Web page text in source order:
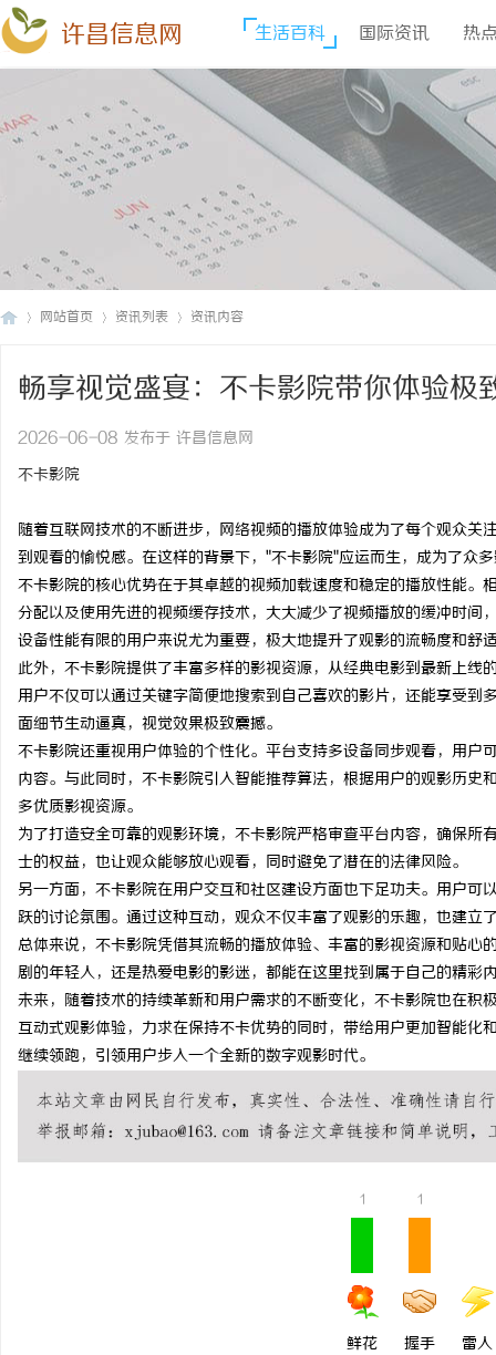
许昌信息网 生活百科 国际资讯 热
网站首页 资讯列表 资讯内容
畅享视觉盛宴：不卡影院带你体验极
2026-06-08 发布于 许昌信息网
不卡影院
随着互联网技术的不断进步，网络视频的播放体验成为了每个观众
到观看的愉悦感。在这样的背景下，"不卡影院"应运而生，成为了众
不卡影院的核心优势在于其卓越的视频加载速度和稳定的播放性能
分配以及使用先进的视频缓存技术，大大减少了视频播放的缓冲时
设备性能有限的用户来说尤为重要，极大地提升了观影的流畅度和舒
此外，不卡影院提供了丰富多样的影视资源，从经典电影到最新上
用户不仅可以通过关键字简便地搜索到自己喜欢的影片，还能享受
面细节生动逼真，视觉效果极致震撼。
不卡影院还重视用户体验的个性化。平台支持多设备同步观看，用
内容。与此同时，不卡影院引入智能推荐算法，根据用户的观影历
多优质影视资源。
为了打造安全可靠的观影环境，不卡影院严格审查平台内容，确保
士的权益，也让观众能够放心观看，同时避免了潜在的法律风险。
另一方面，不卡影院在用户交互和社区建设方面也下足功夫。用户
跃的讨论氛围。通过这种互动，观众不仅丰富了观影的乐趣，也建立
总体来说，不卡影院凭借其流畅的播放体验、丰富的影视资源和贴
剧的年轻人，还是热爱电影的影迷，都能在这里找到属于自己的精彩
未来，随着技术的持续革新和用户需求的不断变化，不卡影院也在
互动式观影体验，力求在保持不卡优势的同时，带给用户更加智能
继续领跑，引领用户步入一个全新的数字观影时代。
1
鲜花
1
握手 雷人
武汉配眼镜 上海配眼镜